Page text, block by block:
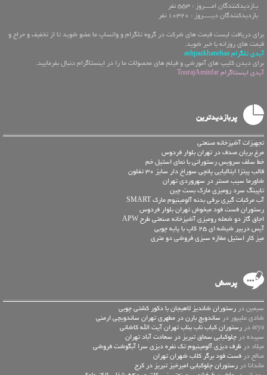
بـازدیدکنندگان امــــروز : 553 نفر
بازدیدکنندگان دیـــــروز : 10320 نفر
برای دریافت لیست قیمت های شرکت در گروه تلگرام و واتساپ ما عضو شوید تا از تخفیف و حراج و
قیمت های روزانه با خبر شوید.
آیدی تلگرام ashpazkhanehaa
برای دیدن کلیپ های آموزشی و فیلم های محصولات ما را در اینستاگرام دنبال بفرمایید.
آیدی اینستاگرام TourajAminfar
پربازدیدترین
تجهیزات آشپزخانه صنعتی
مرغ بریان صدف در تهران بلوار فردوس
خط سلف سرویس رستورانی با نمای استیل خم
قالب پیتزا ایتالیایی پانچی سوراخ دار سایز 30 تفلون
شاورما سیب مستر در سهروردی تهران
تاپینگ سرد رومیزی مارک بست چین
آب مرکبات گیری برقی بدنه آلومینیوم مارک SMART
رستوران فست فود میخوش تهران بلوار فردوس
اجاق گاز دو شعله رومیزی آشپزخانه صنعتی طرح APW
آیس دریپر شیشه ای 25 کاپ با پایه چوبی
میز کار استیل مغازه سبزی فروشی دو متری
پرسش
سیمین در رستوران شاندیز لاهیجان با دکور کشتی چوبی
شادی علیپور در ساندویچ بارن در مطهری تهران ساندویچی ارمنی
arya در
رستوران کباب ناب بناب تهران آیت الله کاشانی
سپیده در چلوکبابی سماق تبریز در سعادت آباد تهران
میلاد در ظرف دیزی آلومینیوم تک نفره دیزی سرا آبگوشت فروشی
صالح در فست فود برگر کلاب شهران تهران
ماندانا در رستوران چلوکبابی امیرخیز تبریز در کرج